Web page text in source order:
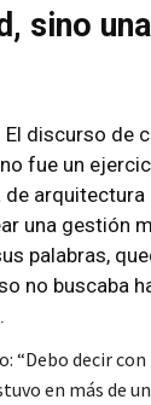
sino
El discurso de
fue un
de
una gestión
palabras,
no buscaba
“Debo decir
en más de